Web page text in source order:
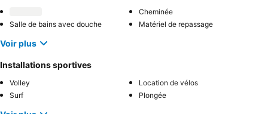
Cheminée
Salle de bains avec douche
Matériel de repassage
Voir plus
Installations sportives
Volley
Location de vélos
Surf
Plongée